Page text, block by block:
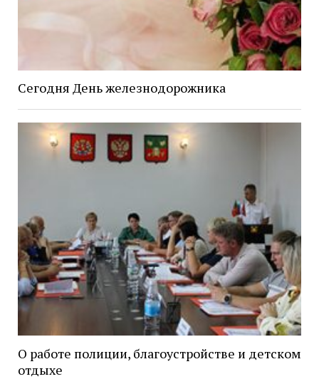
Сегодня День железнодорожника
О работе полиции, благоустройстве и детском
отдыхе